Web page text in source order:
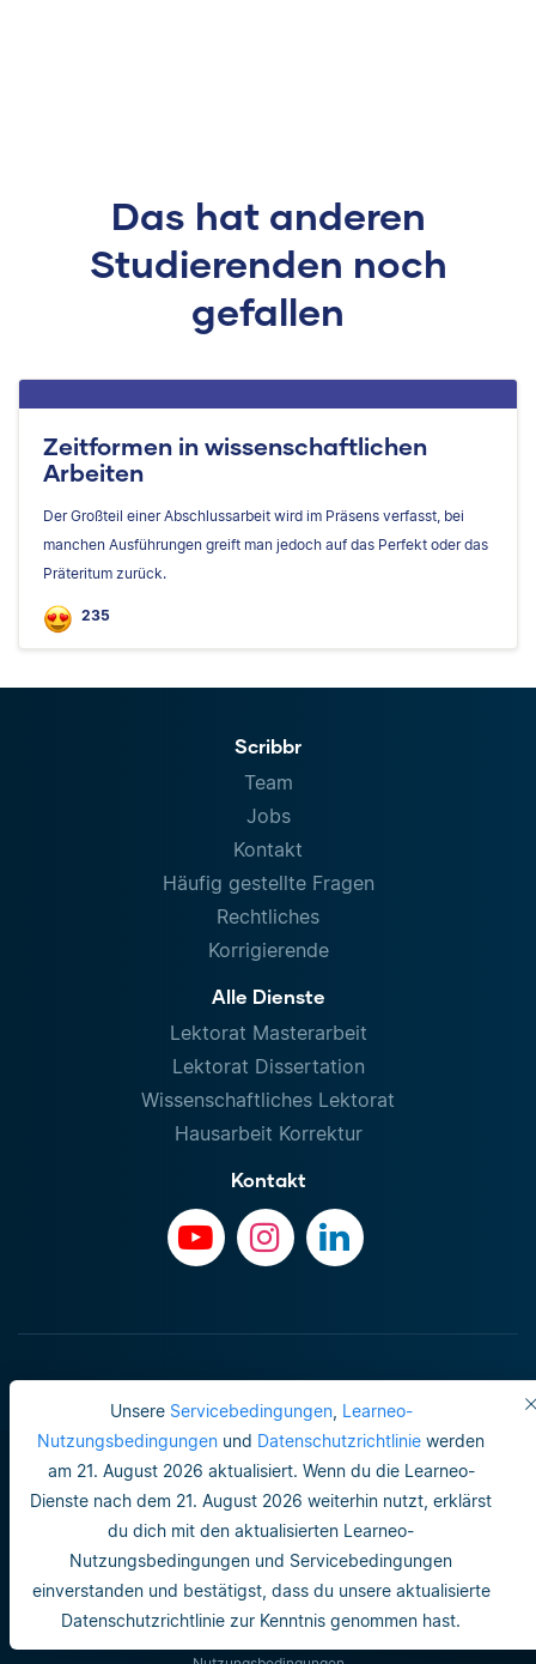
Unsere Servicebedingungen, Learneo-
Nutzungsbedingungen und Datenschutzrichtlinie werden
am 21. August 2026 aktualisiert. Wenn du die Learneo-
Dienste nach dem 21. August 2026 weiterhin nutzt, erklärst
du dich mit den aktualisierten Learneo-
Nutzungsbedingungen und Servicebedingungen
einverstanden und bestätigst, dass du unsere aktualisierte
Datenschutzrichtlinie zur Kenntnis genommen hast.
Das hat anderen
Studierenden noch
gefallen
Zeitformen in wissenschaftlichen
Arbeiten
Der Großteil einer Abschlussarbeit wird im Präsens verfasst, bei
manchen Ausführungen greift man jedoch auf das Perfekt oder das
Präteritum zurück.
235
Scribbr
Team
Jobs
Kontakt
Häufig gestellte Fragen
Rechtliches
Korrigierende
Alle Dienste
Lektorat Masterarbeit
Lektorat Dissertation
Wissenschaftliches Lektorat
Hausarbeit Korrektur
Kontakt
Impressum
Do not sell or share my personal info